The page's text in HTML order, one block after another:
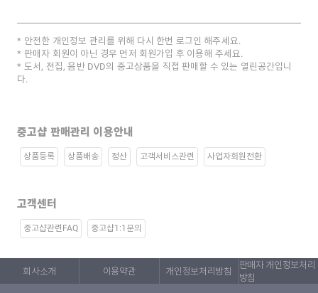
안전한 개인정보 관리를 위해 다시 한번 로그인 해주세요.
판매자 회원이 아닌 경우 먼저 회원가입 후 이용해 주세요.
도서, 전집, 음반 DVD의 중고상품을 직접 판매할 수 있는 열린공간입니
다.
중고샵 판매관리 이용안내
상품등록 상품배송 정산 고객서비스관련 사업자회원전환
고객센터
중고샵관련FAQ 중고샵1:1문의
회사소개 이용약관 개인정보처리방침
판매자 개인정보처리
방침